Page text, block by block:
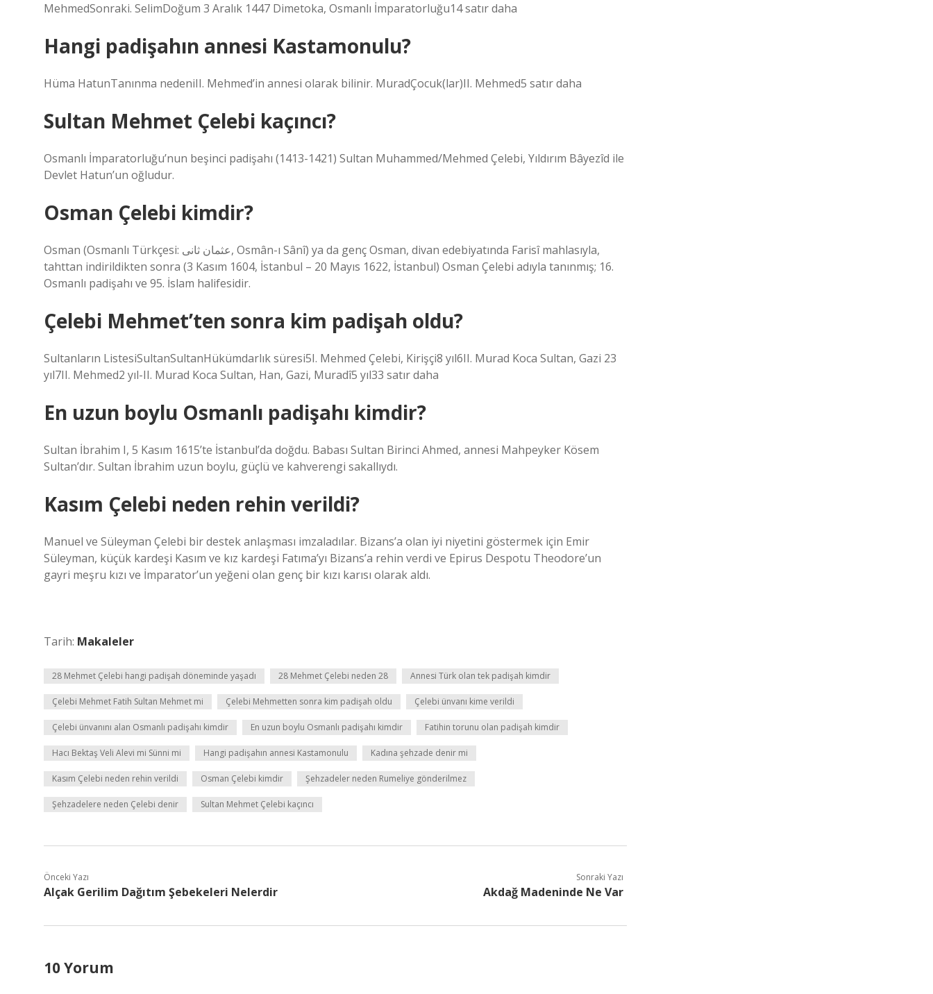
MehmedSonraki. SelimDoğum 3 Aralık 1447 Dimetoka, Osmanlı İmparatorluğu14 satır daha
Hangi padişahın annesi Kastamonulu?
Hüma HatunTanınma nedeniII. Mehmed’in annesi olarak bilinir. MuradÇocuk(lar)II. Mehmed5 satır daha
Sultan Mehmet Çelebi kaçıncı?
Osmanlı İmparatorluğu’nun beşinci padişahı (1413-1421) Sultan Muhammed/Mehmed Çelebi, Yıldırım Bâyezîd ile
Devlet Hatun’un oğludur.
Osman Çelebi kimdir?
Osman (Osmanlı Türkçesi: عثمان ثانى, Osmân-ı Sânî) ya da genç Osman, divan edebiyatında Farisî mahlasıyla,
tahttan indirildikten sonra (3 Kasım 1604, İstanbul – 20 Mayıs 1622, İstanbul) Osman Çelebi adıyla tanınmış; 16.
Osmanlı padişahı ve 95. İslam halifesidir.
Çelebi Mehmet’ten sonra kim padişah oldu?
Sultanların ListesiSultanSultanHükümdarlık süresi5I. Mehmed Çelebi, Kirişçi8 yıl6II. Murad Koca Sultan, Gazi 23
yıl7II. Mehmed2 yıl-II. Murad Koca Sultan, Han, Gazi, Muradî5 yıl33 satır daha
En uzun boylu Osmanlı padişahı kimdir?
Sultan İbrahim I, 5 Kasım 1615’te İstanbul’da doğdu. Babası Sultan Birinci Ahmed, annesi Mahpeyker Kösem
Sultan’dır. Sultan İbrahim uzun boylu, güçlü ve kahverengi sakallıydı.
Kasım Çelebi neden rehin verildi?
Manuel ve Süleyman Çelebi bir destek anlaşması imzaladılar. Bizans’a olan iyi niyetini göstermek için Emir
Süleyman, küçük kardeşi Kasım ve kız kardeşi Fatıma’yı Bizans’a rehin verdi ve Epirus Despotu Theodore’un
gayri meşru kızı ve İmparator’un yeğeni olan genç bir kızı karısı olarak aldı.
Tarih: Makaleler
28 Mehmet Çelebi hangi padişah döneminde yaşadı 28 Mehmet Çelebi neden 28 Annesi Türk olan tek padişah kimdir
Çelebi Mehmet Fatih Sultan Mehmet mi Çelebi Mehmetten sonra kim padişah oldu Çelebi ünvanı kime verildi
Çelebi ünvanını alan Osmanlı padişahı kimdir En uzun boylu Osmanlı padişahı kimdir Fatihin torunu olan padişah kimdir
Hacı Bektaş Veli Alevi mi Sünni mi Hangi padişahın annesi Kastamonulu Kadına şehzade denir mi
Kasım Çelebi neden rehin verildi Osman Çelebi kimdir Şehzadeler neden Rumeliye gönderilmez
Şehzadelere neden Çelebi denir Sultan Mehmet Çelebi kaçıncı
Önceki Yazı
Alçak Gerilim Dağıtım Şebekeleri Nelerdir
Sonraki Yazı
Akdağ Madeninde Ne Var
10 Yorum